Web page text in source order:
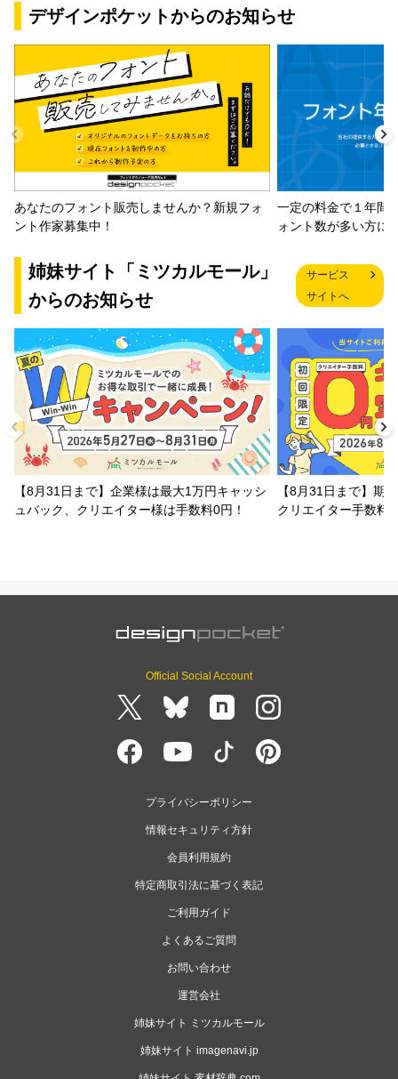
デザインポケットからのお知らせ
あなたのフォント販売しませんか？新規フォ
ント作家募集中！
一定の料金で１年間
ォント数が多い方に
姉妹サイト「ミツカルモール」
からのお知らせ
サービス
サイトへ
【8月31日まで】企業様は最大1万円キャッシ
ュバック、クリエイター様は手数料0円！
【8月31日まで】期
クリエイター手数料
Official Social Account
プライバシーポリシー
情報セキュリティ方針
会員利用規約
特定商取引法に基づく表記
ご利用ガイド
よくあるご質問
お問い合わせ
運営会社
姉妹サイト ミツカルモール
姉妹サイト imagenavi.jp